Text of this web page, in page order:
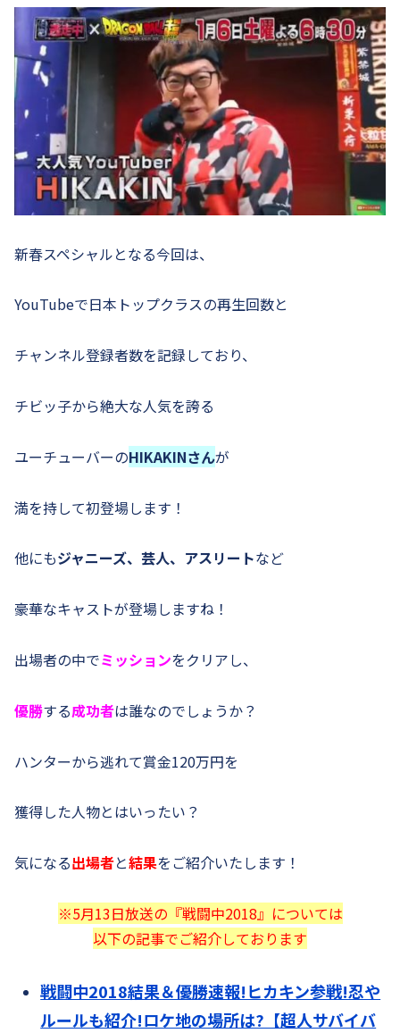
新春スペシャルとなる今回は、
YouTubeで日本トップクラスの再生回数と
チャンネル登録者数を記録しており、
チビッ子から絶大な人気を誇る
ユーチューバーのHIKAKINさんが
満を持して初登場します！
他にもジャニーズ、芸人、アスリートなど
豪華なキャストが登場しますね！
出場者の中でミッションをクリアし、
優勝する成功者は誰なのでしょうか？
ハンターから逃れて賞金120万円を
獲得した人物とはいったい？
気になる出場者と結果をご紹介いたします！
※5月13日放送の『戦闘中2018』については
以下の記事でご紹介しております
戦闘中2018結果＆優勝速報!ヒカキン参戦!忍や
ルールも紹介!ロケ地の場所は?【超人サバイバ